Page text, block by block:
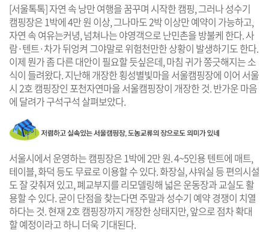
[서울톡톡] 자연 속 낭만 여행을 꿈꾸며 시작한 캠핑, 그러나 성수기
캠핑장은 1박에 4만 원 이상, 그나마도 2박 이상만 예약이 가능하고,
자연 속 여유는커녕, 넘쳐나는 야영객으로 난민촌을 방불케 한다. 사
람·텐트·차가 뒤엉켜 그야말로 위험천만한 상황이 발생하기도 한다.
이제 뭔가 좀 다른 대안이 필요할 듯싶은데, 마침 귀가 쫑긋해지는 소
식이 들려왔다. 지난해 개장한 횡성별빛마을 서울캠핑장에 이어 서울
시 2호 캠핑장인 포천자연마을 서울캠핑장이 개장한 것. 반가운 마음
에 달려가 구석구석 살펴보았다.
서울시에서 운영하는 캠핑장은 1박에 2만 원. 4~5인용 텐트에 매트,
테이블, 화덕 등도 무료로 이용할 수 있다. 화장실, 샤워실 등 편의시설
도 잘 갖춰져 있고, 폐교부지를 리모델링해 넓은 운동장과 교실도 활
용할 수 있다. 굳이 단점을 찾는다면 주말과 성수기 예약 경쟁이 치열
하다는 것. 현재 2호 캠핑장까지 개장한 상태지만, 앞으로 점차 확대
할 예정이라고 하니 더욱 기대된다.